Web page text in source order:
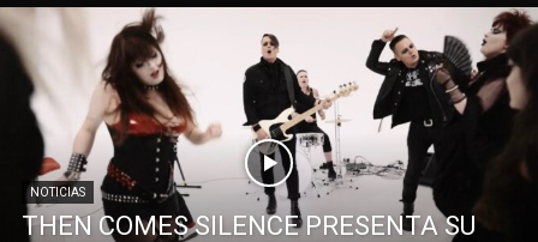
NOTICIAS
THEN COMES SILENCE PRESENTA SU